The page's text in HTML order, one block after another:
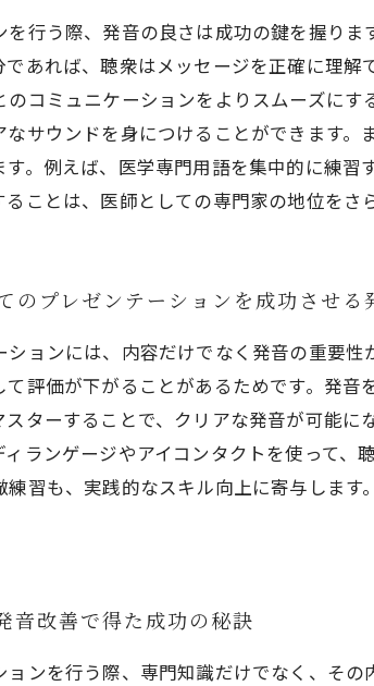
行う際、発音の良さは成功の鍵を握り
あれば、聴衆はメッセージを正確に理
コミュニケーションをよりスムーズに
サウンドを身につけることができます
。例えば、医学専門用語を集中的に練
ことは、医師としての専門家の地位をさ
のプレゼンテーションを成功させる
ョンには、内容だけでなく発音の重要
評価が下がることがあるためです。発
ターすることで、クリアな発音が可能
ランゲージやアイコンタクトを使って
習も、実践的なスキル向上に寄与しま
音改善で得た成功の秘訣
ンを行う際、専門知識だけでなく、そ